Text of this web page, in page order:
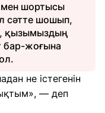
мен шортысы
сәтте шошып,
қызымыздың
бар-жоғына
не істегенін
— деп